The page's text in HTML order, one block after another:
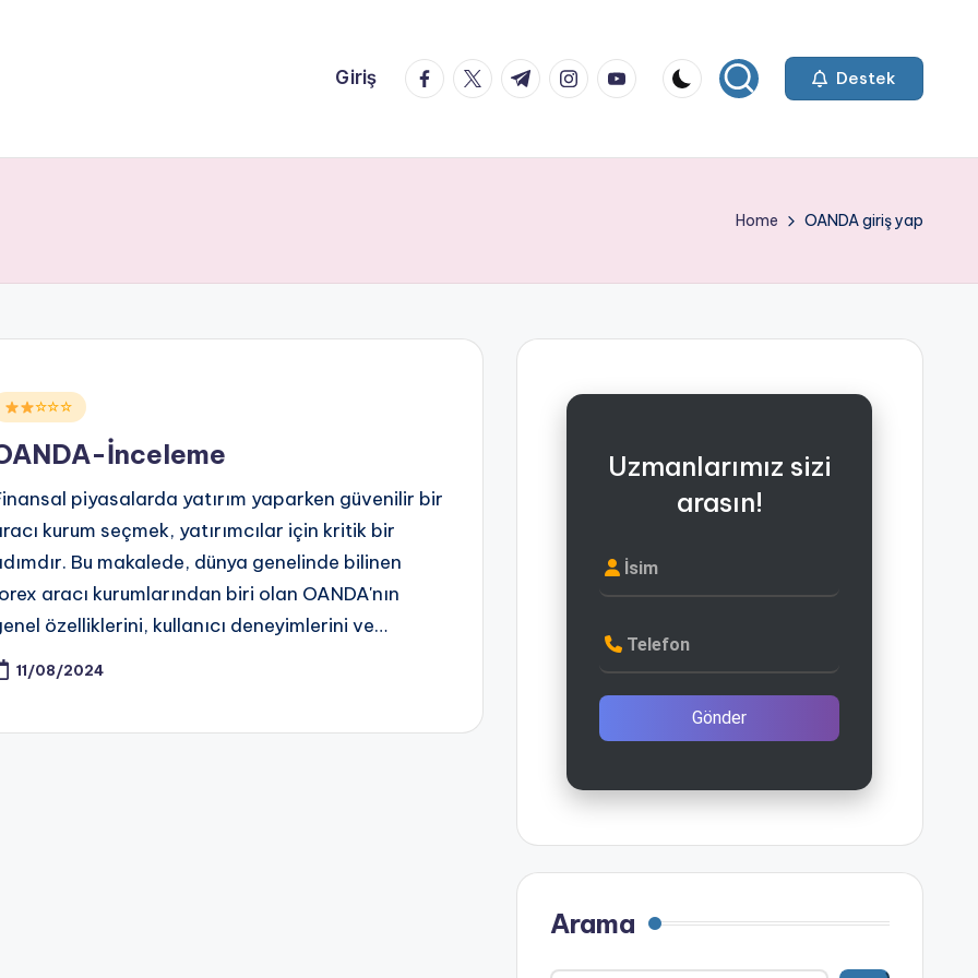
Giriş facebook.com
twitter.com
t.me instagram.com
youtube.com Destek
Home OANDA giriş yap
☆☆☆
İnceleme
piyasalarda yatırım yaparken güvenilir bir
kurum seçmek, yatırımcılar için kritik bir
Bu makalede, dünya genelinde bilinen
aracı kurumlarından biri olan OANDA'nın
özelliklerini, kullanıcı deneyimlerini ve…
11/08/2024
Uzmanlarımız sizi
arasın!
İsim
Telefon
Gönder
Arama